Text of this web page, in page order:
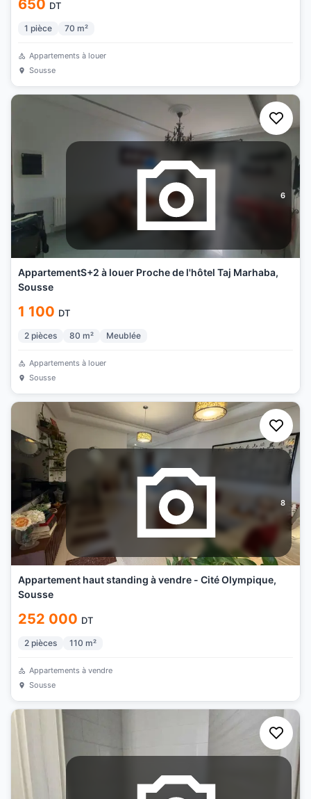
650 DT
1 pièce 70 m²
Appartements à louer
Sousse
6
AppartementS+2 à louer Proche de l'hôtel Taj Marhaba,
Sousse
1 100 DT
2 pièces 80 m² Meublée
Appartements à louer
Sousse
8
Appartement haut standing à vendre - Cité Olympique,
Sousse
252 000 DT
2 pièces 110 m²
Appartements à vendre
Sousse